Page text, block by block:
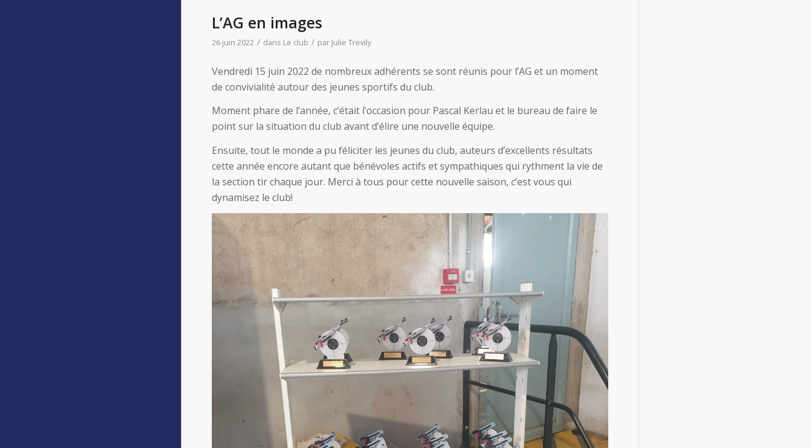
L’AG en images
26 juin 2022 / dans Le club / par Julie Trevily
Vendredi 15 juin 2022 de nombreux adhérents se sont réunis pour l’AG et un moment
de convivialité autour des jeunes sportifs du club.
Moment phare de l’année, c’était l’occasion pour Pascal Kerlau et le bureau de faire le
point sur la situation du club avant d’élire une nouvelle équipe.
Ensuite, tout le monde a pu féliciter les jeunes du club, auteurs d’excellents résultats
cette année encore autant que bénévoles actifs et sympathiques qui rythment la vie de
la section tir chaque jour. Merci à tous pour cette nouvelle saison, c’est vous qui
dynamisez le club!